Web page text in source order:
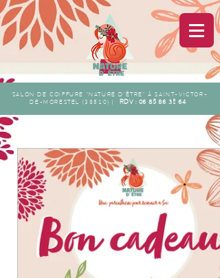
SALON DE COIFFURE "NATURE D'ÊTRE" À SAINT-VICTOR-
DE-MORESTEL (38510) |
RDV : 06 85 86 35 64